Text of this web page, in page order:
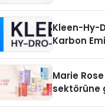
Kleen-Hy-
Karbon
Aldı
Marie
sektörüne